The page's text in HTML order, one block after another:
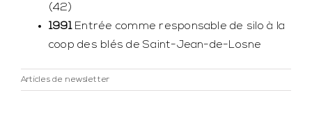
(42)
1991Entrée comme responsable de silo à la
coop des blés de Saint-Jean-de-Losne
Articles de newsletter